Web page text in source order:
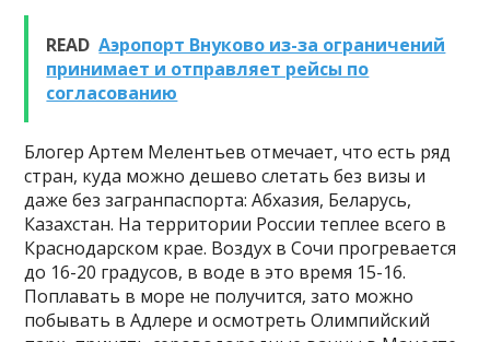
READ Аэропорт Внуково из-за ограничений
принимает и отправляет рейсы по
согласованию
Блогер Артем Мелентьев отмечает, что есть ряд
стран, куда можно дешево слетать без визы и
даже без загранпаспорта: Абхазия, Беларусь,
Казахстан. На территории России теплее всего в
Краснодарском крае. Воздух в Сочи прогревается
до 16-20 градусов, в воде в это время 15-16.
Поплавать в море не получится, зато можно
побывать в Адлере и осмотреть Олимпийский